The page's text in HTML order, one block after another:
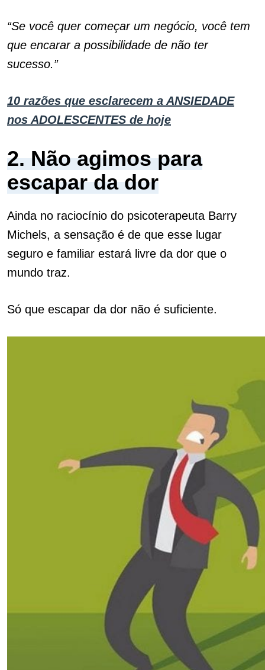
“Se você quer começar um negócio, você tem
que encarar a possibilidade de não ter
sucesso.”
10 razões que esclarecem a ANSIEDADE
nos ADOLESCENTES de hoje
2. Não agimos para
escapar da dor
Ainda no raciocínio do psicoterapeuta Barry
Michels, a sensação é de que esse lugar
seguro e familiar estará livre da dor que o
mundo traz.
Só que escapar da dor não é suficiente.